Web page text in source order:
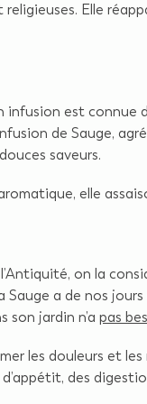
Elle
est
de Sauge,
saveurs.
elle
on la
a de nos
son jardin n’a pas
les douleurs et
des